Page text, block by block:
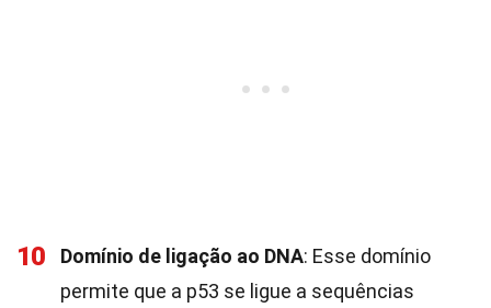
10 Domínio de ligação ao DNA: Esse domínio
permite que a p53 se ligue a sequências